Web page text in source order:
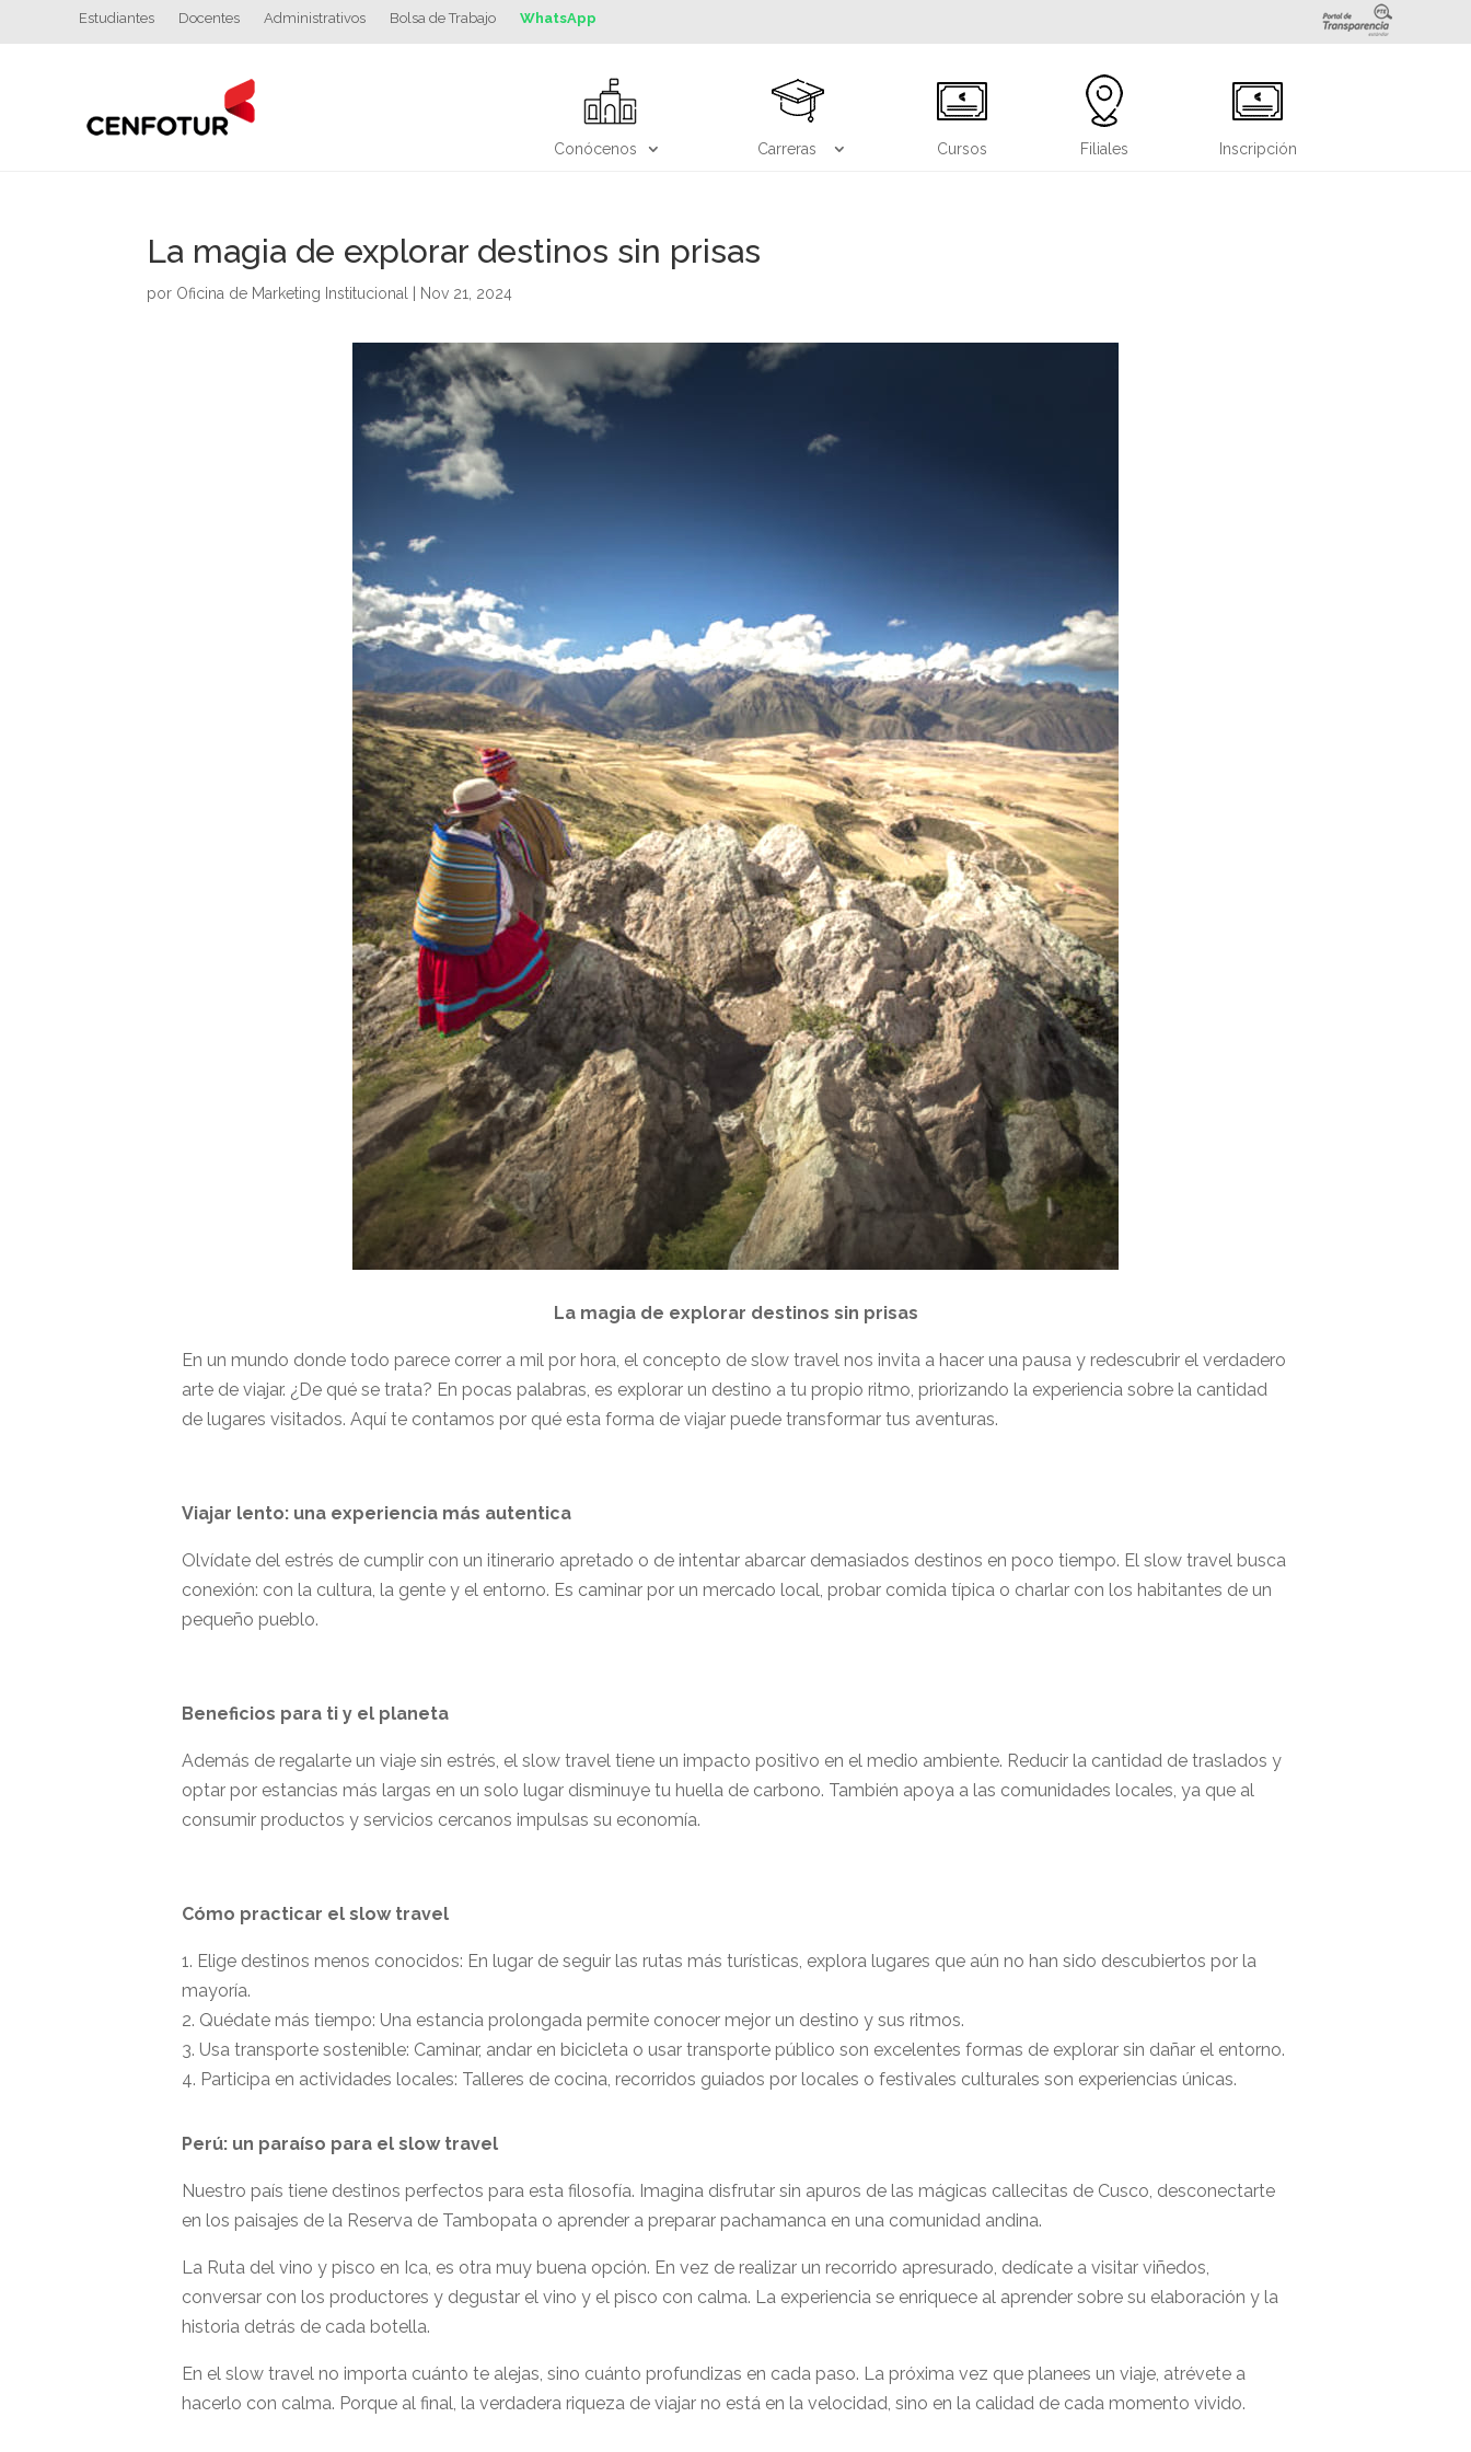
Estudiantes Docentes Administrativos Bolsa de Trabajo WhatsApp
Conócenos Carreras Cursos Filiales Inscripción
La magia de explorar destinos sin prisas
por Oficina de Marketing Institucional Nov 21, 2024
La magia de explorar destinos sin prisas
En un mundo donde todo parece correr a mil por hora, el concepto de slow travel nos invita a hacer una pausa y redescubrir el verdadero
arte de viajar. ¿De qué se trata? En pocas palabras, es explorar un destino a tu propio ritmo, priorizando la experiencia sobre la cantidad
de lugares visitados. Aquí te contamos por qué esta forma de viajar puede transformar tus aventuras.
Viajar lento: una experiencia más autentica
Olvídate del estrés de cumplir con un itinerario apretado o de intentar abarcar demasiados destinos en poco tiempo. El slow travel busca
conexión: con la cultura, la gente y el entorno. Es caminar por un mercado local, probar comida típica o charlar con los habitantes de un
pequeño pueblo.
Beneficios para ti y el planeta
Además de regalarte un viaje sin estrés, el slow travel tiene un impacto positivo en el medio ambiente. Reducir la cantidad de traslados y
optar por estancias más largas en un solo lugar disminuye tu huella de carbono. También apoya a las comunidades locales, ya que al
consumir productos y servicios cercanos impulsas su economía.
Cómo practicar el slow travel
1. Elige destinos menos conocidos: En lugar de seguir las rutas más turísticas, explora lugares que aún no han sido descubiertos por la
mayoría.
2. Quédate más tiempo: Una estancia prolongada permite conocer mejor un destino y sus ritmos.
3. Usa transporte sostenible: Caminar, andar en bicicleta o usar transporte público son excelentes formas de explorar sin dañar el entorno.
4. Participa en actividades locales: Talleres de cocina, recorridos guiados por locales o festivales culturales son experiencias únicas.
Perú: un paraíso para el slow travel
Nuestro país tiene destinos perfectos para esta filosofía. Imagina disfrutar sin apuros de las mágicas callecitas de Cusco, desconectarte
en los paisajes de la Reserva de Tambopata o aprender a preparar pachamanca en una comunidad andina.
La Ruta del vino y pisco en Ica, es otra muy buena opción. En vez de realizar un recorrido apresurado, dedícate a visitar viñedos,
conversar con los productores y degustar el vino y el pisco con calma. La experiencia se enriquece al aprender sobre su elaboración y la
historia detrás de cada botella.
En el slow travel no importa cuánto te alejas, sino cuánto profundizas en cada paso. La próxima vez que planees un viaje, atrévete a
hacerlo con calma. Porque al final, la verdadera riqueza de viajar no está en la velocidad, sino en la calidad de cada momento vivido.